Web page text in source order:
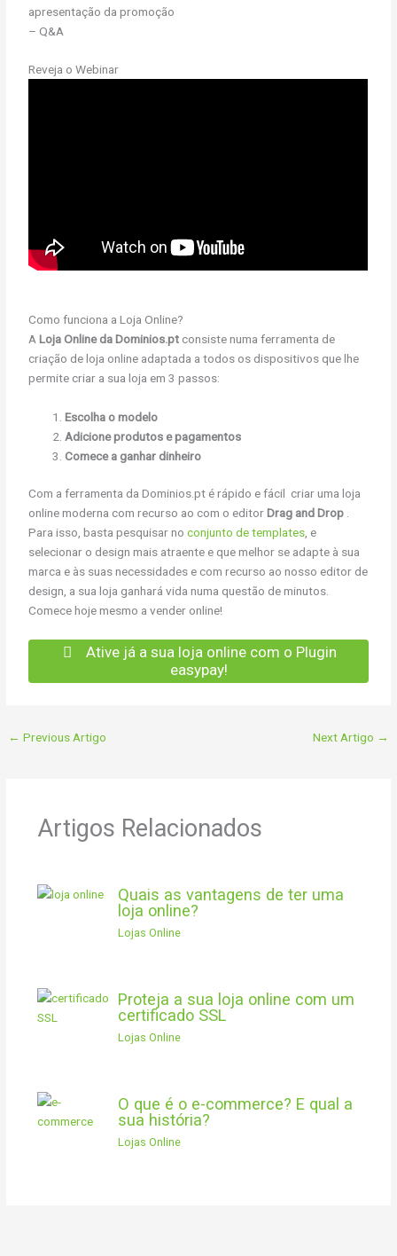
apresentação da promoção
– Q&A
Reveja o Webinar
Como funciona a Loja Online?
ALoja Online da Dominios.pt consiste numa ferramenta de
criação de loja online adaptada a todos os dispositivos que lhe
permite criar a sua loja em 3 passos:
Escolha o modelo
Adicione produtos e pagamentos
Comece a ganhar dinheiro
Com a ferramenta da Dominios.pt é rápido e fácil criar uma loja
online moderna com recurso ao com o editorDrag and Drop .
Para isso, basta pesquisar noconjunto de templates, e
selecionar o design mais atraente e que melhor se adapte à sua
marca e às suas necessidades e com recurso ao nosso editor de
design, a sua loja ganhará vida numa questão de minutos.
Comece hoje mesmo a vender online!
Ative já a sua loja online com o Plugin
easypay!
← Previous Artigo Next Artigo →
Artigos Relacionados
Quais as vantagens de ter uma
loja online?
Lojas Online
Proteja a sua loja online com um
certificado SSL
Lojas Online
O que é o e-commerce? E qual a
sua história?
Lojas Online